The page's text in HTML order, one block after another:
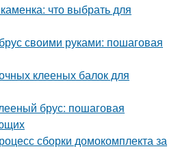
что выбрать для
своими руками: пошаговая
клееных балок для
брус: пошаговая
сборки домокомплекта за